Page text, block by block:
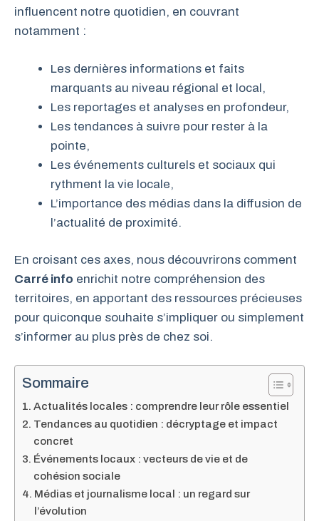
influencent notre quotidien, en couvrant
notamment :
Les dernières informations et faits
marquants au niveau régional et local,
Les reportages et analyses en profondeur,
Les tendances à suivre pour rester à la
pointe,
Les événements culturels et sociaux qui
rythment la vie locale,
L’importance des médias dans la diffusion de
l’actualité de proximité.
En croisant ces axes, nous découvrirons comment
Carré info enrichit notre compréhension des
territoires, en apportant des ressources précieuses
pour quiconque souhaite s’impliquer ou simplement
s’informer au plus près de chez soi.
Sommaire
Actualités locales : comprendre leur rôle essentiel
Tendances au quotidien : décryptage et impact
concret
Événements locaux : vecteurs de vie et de
cohésion sociale
Médias et journalisme local : un regard sur
l’évolution